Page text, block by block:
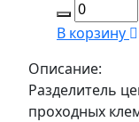
В корзину
Описание:
Разделитель
проходных